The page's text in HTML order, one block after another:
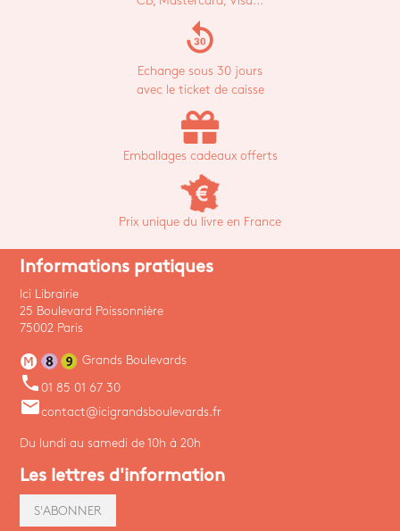
replay_30
Echange sous 30 jours
avec le ticket de caisse
Emballages cadeaux offerts
Prix unique du livre en France
Informations pratiques
Ici Librairie
25 Boulevard Poissonnière
75002 Paris
Grands Boulevards
phone 01 85 01 67 30
emailcontact@icigrandsboulevards.fr
Du lundi au samedi de 10h à 20h
Les lettres d'information
S'ABONNER